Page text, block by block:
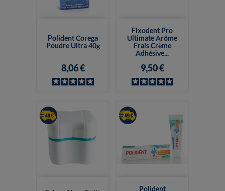
Polident Corega
Poudre Ultra 40g
8,06 €
Fixodent Pro
Ultimate Arôme
Frais Crème
Adhésive...
9,50 €
Polident